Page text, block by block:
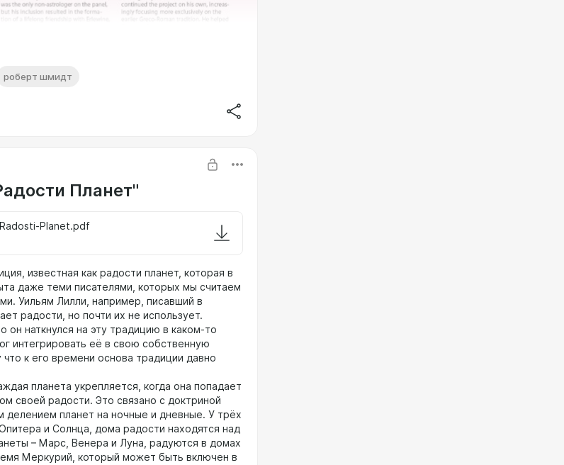
роберт шмидт
Планет"
Planet.pdf
известная как радости планет, которая в
даже теми писателями, которых мы считаем
Уильям Лилли, например, писавший в
радости, но почти их не использует.
он наткнулся на эту традицию в каком-то
интегрировать её в свою собственную
к его времени основа традиции давно
планета укрепляется, когда она попадает
своей радости. Это связано с доктриной
делением планет на ночные и дневные. У трёх
и Солнца, дома радости находятся над
– Марс, Венера и Луна, радуются в домах
Меркурий, который может быть включен в